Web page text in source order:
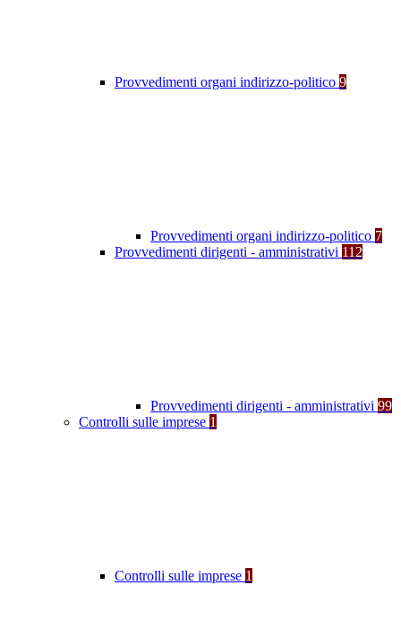
Provvedimenti organi indirizzo-politico 9
Provvedimenti organi indirizzo-politico 7
Provvedimenti dirigenti - amministrativi 112
Provvedimenti dirigenti - amministrativi 99
Controlli sulle imprese 1
Controlli sulle imprese 1